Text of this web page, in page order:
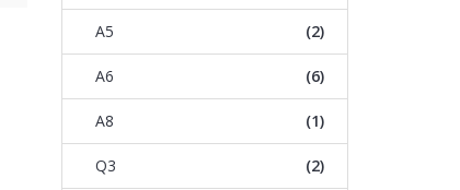
A5 (2)
A6 (6)
A8 (1)
Q3 (2)